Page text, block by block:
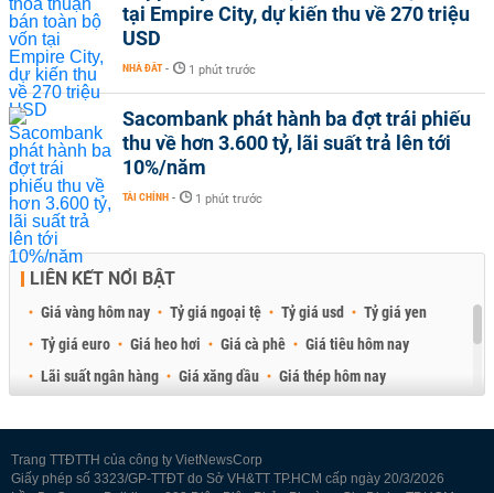
tại Empire City, dự kiến thu về 270 triệu
USD
NHÀ ĐẤT - 1 phút trước
Sacombank phát hành ba đợt trái phiếu
thu về hơn 3.600 tỷ, lãi suất trả lên tới
10%/năm
TÀI CHÍNH - 1 phút trước
LIÊN KẾT NỔI BẬT
Giá vàng hôm nay Tỷ giá ngoại tệ Tỷ giá usd
Tỷ giá yen
Tỷ giá euro
Giá heo hơi Giá cà phê
Giá tiêu hôm nay
Lãi suất ngân hàng
Giá xăng dầu
Giá thép hôm nay
Trang TTĐTTH của công ty VietNewsCorp
Giấy phép số 3323/GP-TTĐT do Sở VH&TT TP.HCM cấp ngày 20/3/2026